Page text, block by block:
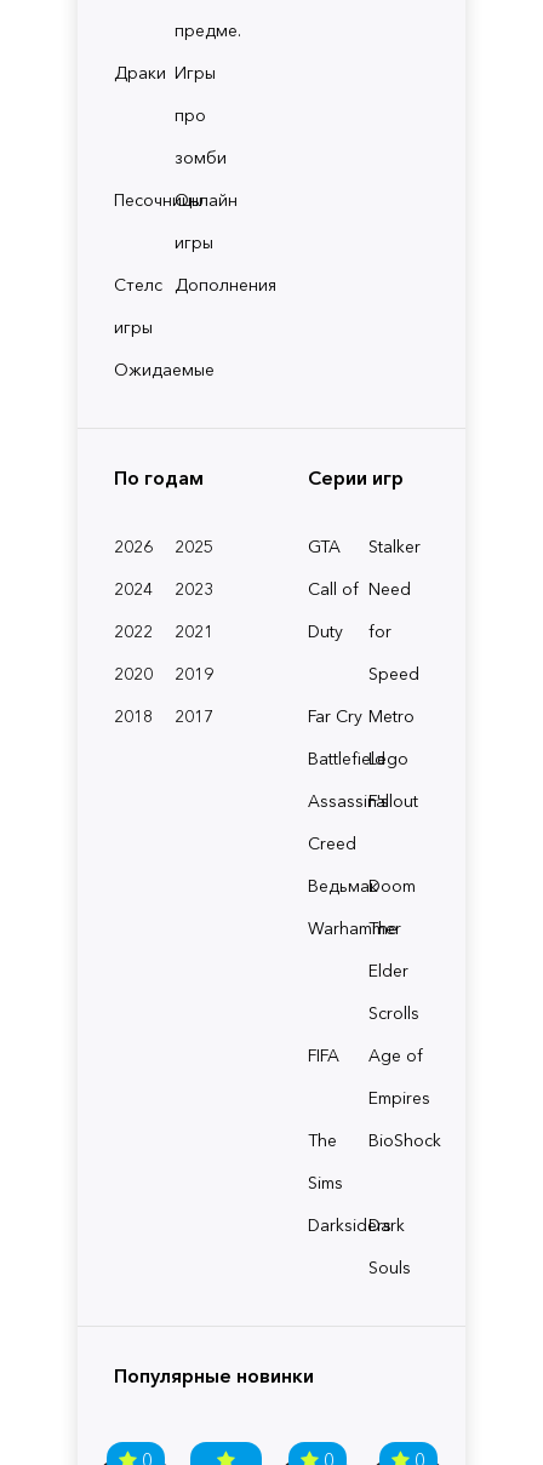
предме.
Драки Игры
про
зомби
ПесочницыОнлайн
игры
Стелс
игры
Дополнения
Ожидаемые
По годам
2026
2025
2024
2023
2022
2021
2020
2019
2018
2017
Серии игр
GTA
Stalker
Call of
Duty
Need
for
Speed
Far Cry Metro
BattlefieldLego
Assassin's
Creed
Fallout
ВедьмакDoom
Warhammer
The
Elder
Scrolls
FIFA
Age of
Empires
The
Sims
BioShock
Darksiders
Dark
Souls
Популярные новинки
0 0 0